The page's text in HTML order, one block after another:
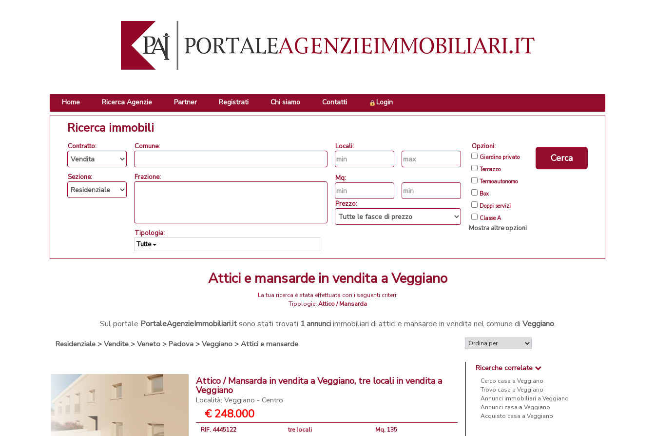
Home Ricerca Agenzie Partner Registrati Chi siamo Contatti Login
Ricerca immobili
Contratto:
Sezione:
Comune:
Frazione:
Tipologia:
Tutte
Locali:
Mq:
Prezzo:
Opzioni:
Giardino privato
Terrazzo
Termoautonomo
Box
Doppi servizi
Classe A
Mostra altre opzioni
Cerca
attici e mansarde in vendita a Veggiano
La tua ricerca è stata effettuata con i seguenti criteri:
Tipologie: Attico / Mansarda
Sul portale PortaleAgenzieImmobiliari.itsono stati trovati 1 annunciimmobiliari di attici e mansarde in vendita nel comune di Veggiano.
Residenziale > Vendite > Veneto > Padova > Veggiano > Attici e mansarde
Attico / Mansarda in vendita a Veggiano, tre locali in vendita a
Veggiano
Località: Veggiano - Centro
€ 248.000
RIF. 4445122 tre locali Mq. 135
Ricerche correlate
Cerco casa a Veggiano
Trovo casa a Veggiano
Annunci immobiliari a Veggiano
Annunci casa a Veggiano
Acquisto casa a Veggiano